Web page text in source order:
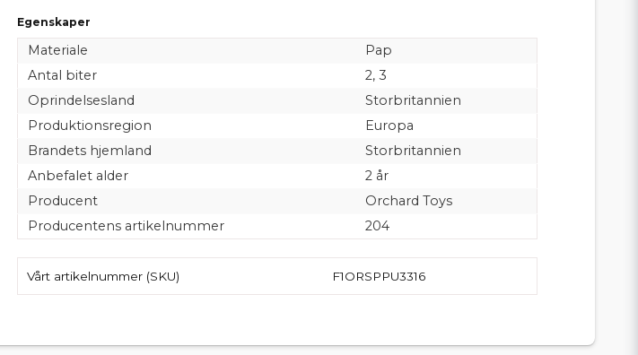
Egenskaper
Materiale
Pap
Antal biter
2, 3
Oprindelsesland
Storbritannien
Produktionsregion
Europa
Brandets hjemland
Storbritannien
Anbefalet alder
2 år
Producent
Orchard Toys
Producentens artikelnummer
204
Vårt artikelnummer (SKU) F1ORSPPU3316